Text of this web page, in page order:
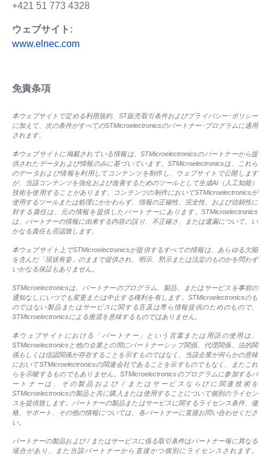
+421 51 773 4328
ウェブサイト:
www.elnec.com
免責条項
本ウェブサイトで定める利用規約、ST販売取引条件およびプライバシー･ポリシー
に加えて、次の条件がすべてのSTMicroelectronicsのパートナー･プログラムに適用
されます。
本ウェブサイトに掲載されている情報は、STMicroelectronicsのパートナーから提
供されたデータおよび情報のみに基づいています。STMicroelectronicsは、これら
のデータおよび情報を利用してコンテンツを制作し、ウェブサイトで公開します
が、当該コンテンツを強化および改善するためのツールとして生成AI（人工知能）
技術を使用することがあります。コンテンツの制作においてSTMicroelectronicsが
使用するツールまたは処理にかかわらず、情報の正確性、完全性、および信頼性に
対する責任は、元の情報を提供したパートナーにあります。STMicroelectronics
は、パートナーの情報に由来する内容の誤り、不正確さ、または遺漏について、い
かなる責任も否認致します。
本ウェブサイト上でSTMicroelectronicsが提供するすべての情報は、あらゆる欠陥
を含んだ「現状有姿」のままで提供され、明示、黙示または法定のものかを問わず
いかなる保証もありません。
STMicroelectronicsは、パートナーのプログラム、製品、またはサービスを事前の
通知なしにいつでも変更または中止する権利を有します。STMicroelectronicsのも
のではない製品またはサービスに関する言及は専ら情報提供のためのもので、
STMicroelectronicsによる推奨を意味するものではありません。
本ウェブサイトにおける「パートナー」という言葉または用語の使用は、
STMicroelectronicsと他の企業との間にパートナーシップ関係、代理関係、法的関
係もしくは信認関係が存在することを示すものではなく、当該企業が何らかの意味
においてSTMicroelectronicsの関連会社であることを示すものでもなく、またこれ
らを示唆するものでもありません。STMicroelectronicsのプログラムに参加するパ
ートナーは、その製品および / またはサービスならびに関連技術を
STMicroelectronicsの製品と共に購入または使用することについて個別のライセン
スを提供致します。パートナーの製品またはサービスに関するライセンス条件、価
格、サポート、その他の情報については、各パートナーに直接お問い合わせくださ
い。
パートナーの製品および / またはサービスに係る取引条件はパートナー毎に異なる
場合があり、また当該パートナーから直接かつ個別にライセンスされます。